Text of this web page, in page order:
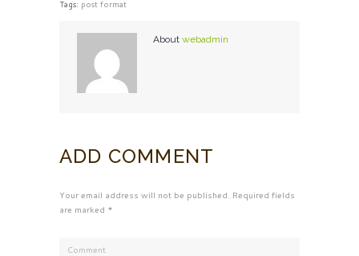
Tags: post format
Aboutwebadmin
ADD COMMENT
Your email address will not be published. Required fields
are marked *